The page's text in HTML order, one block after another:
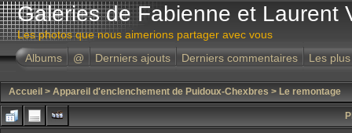
Galeries de Fabienne et Laurent
Les photos que nous aimerions partager avec vous
Albums
@ Derniers ajouts Derniers commentaires Les
Accueil > Appareil d'enclenchement de Puidoux-Chexbres > Le remontage